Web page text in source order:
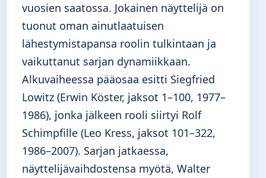
vuosien saatossa. Jokainen näyttelijä on
tuonut oman ainutlaatuisen
lähestymistapansa roolin tulkintaan ja
vaikuttanut sarjan dynamiikkaan.
Alkuvaiheessa pääosaa esitti Siegfried
Lowitz (Erwin Köster, jaksot 1–100, 1977–
1986), jonka jälkeen rooli siirtyi Rolf
Schimpfille (Leo Kress, jaksot 101–322,
1986–2007). Sarjan jatkaessa,
näyttelijävaihdostensa myötä, Walter